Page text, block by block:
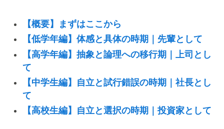
【概要】まずはここから
【低学年編】体感と具体の時期｜先輩として
【高学年編】抽象と論理への移行期｜上司とし
て
【中学生編】自立と試行錯誤の時期｜社長とし
て
【高校生編】自立と選択の時期｜投資家として